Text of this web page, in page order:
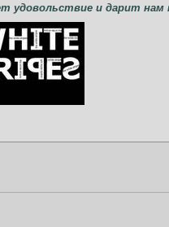
удовольствие и дарит нам